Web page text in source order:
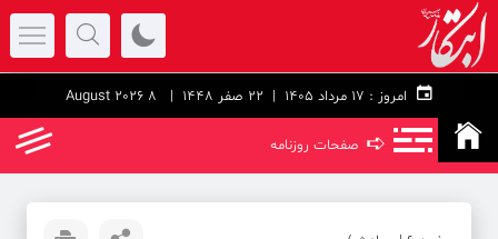
امروز : 22 صفر 1448 | 8 August 2026
➪ صفحات روزنامه